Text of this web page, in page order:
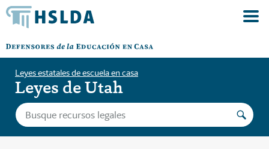
Leyes estatales de escuela en casa
Leyes de Utah